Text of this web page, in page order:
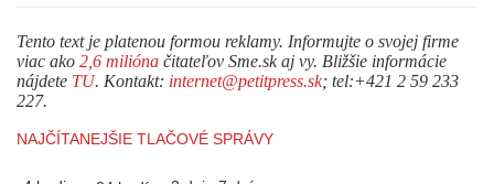
Tento text je platenou formou reklamy. Informujte o svojej firme
viac ako 2,6 milióna čitateľov Sme.sk aj vy. Bližšie informácie
nájdete TU. Kontakt: internet@petitpress.sk; tel:+421 2 59 233
227.
NAJČÍTANEJŠIE TLAČOVÉ SPRÁVY